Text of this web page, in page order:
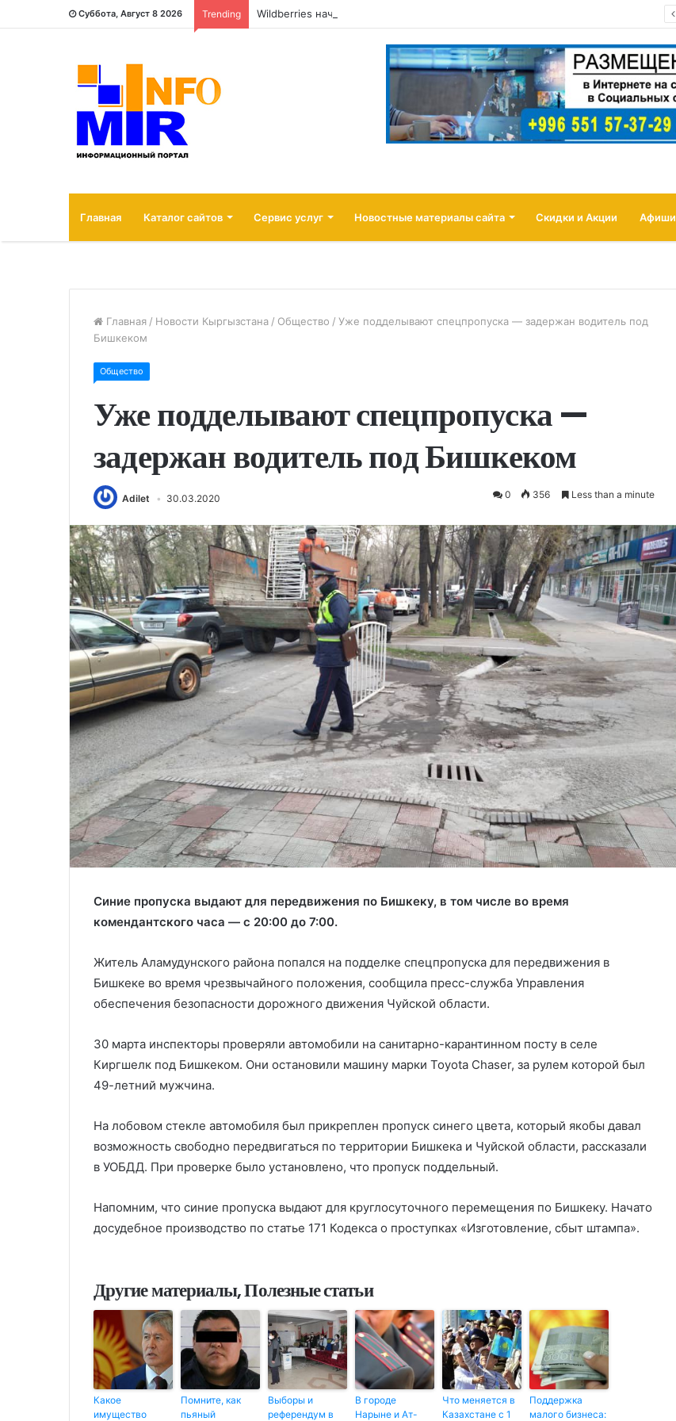
Суббота, Август 8 2026 Trending Wildberries начала страховать товары продавцов от атак беспилотников
Главная Каталог сайтов Сервис услуг Новостные материалы сайта Скидки и Акции Афиши
Главная / Новости Кыргызстана / Общество / Уже подделывают спецпропуска — задержан водитель под
Бишкеком
Общество
Уже подделывают спецпропуска —
задержан водитель под Бишкеком
Adilet 30.03.2020 0 356 Less than a minute
Синие пропуска выдают для передвижения по Бишкеку, в том числе во время
комендантского часа — с 20:00 до 7:00.
Житель Аламудунского района попался на подделке спецпропуска для передвижения в
Бишкеке во время чрезвычайного положения, сообщила пресс-служба Управления
обеспечения безопасности дорожного движения Чуйской области.
30 марта инспекторы проверяли автомобили на санитарно-карантинном посту в селе
Киргшелк под Бишкеком. Они остановили машину марки Toyota Chaser, за рулем которой был
49-летний мужчина.
На лобовом стекле автомобиля был прикреплен пропуск синего цвета, который якобы давал
возможность свободно передвигаться по территории Бишкека и Чуйской области, рассказали
в УОБДД. При проверке было установлено, что пропуск поддельный.
Напомним, что синие пропуска выдают для круглосуточного перемещения по Бишкеку. Начато
досудебное производство по статье 171 Кодекса о проступках «Изготовление, сбыт штампа».
Другие материалы, Полезные статьи
Какое
имущество
Помните, как
пьяный
Выборы и
референдум в
В городе
Нарыне и Ат-
Что меняется в
Казахстане с 1
Поддержка
малого бизнеса: